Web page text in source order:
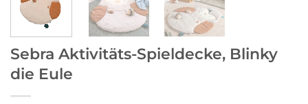
Sebra Aktivitäts-Spieldecke, Blinky
die Eule